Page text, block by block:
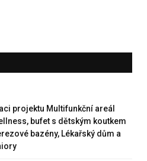
projektu Multifunkční areál
bufet s dětským koutkem
bazény, Lékařský dům a